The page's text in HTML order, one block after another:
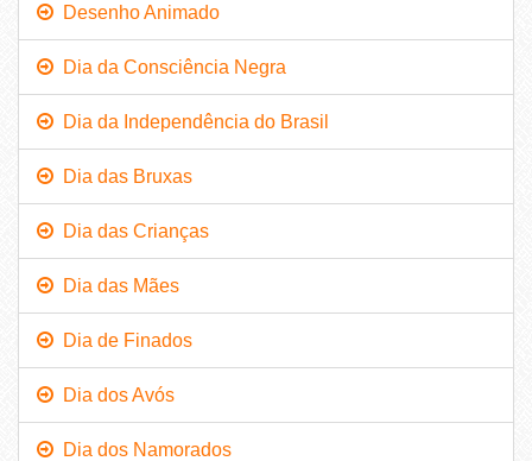
Desenho Animado
Dia da Consciência Negra
Dia da Independência do Brasil
Dia das Bruxas
Dia das Crianças
Dia das Mães
Dia de Finados
Dia dos Avós
Dia dos Namorados